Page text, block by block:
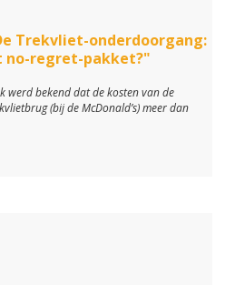
Trekvliet-onderdoorgang:
no-regret-pakket?"
werd bekend dat de kosten van de
(bij de McDonald’s) meer dan